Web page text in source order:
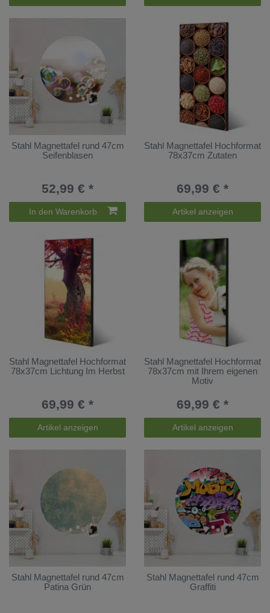
Stahl Magnettafel rund 47cm
Seifenblasen
52,99 € *
In den Warenkorb
Stahl Magnettafel Hochformat
78x37cm Zutaten
69,99 € *
Artikel anzeigen
Stahl Magnettafel Hochformat
78x37cm Lichtung Im Herbst
69,99 € *
Artikel anzeigen
Stahl Magnettafel Hochformat
78x37cm mit Ihrem eigenen
Motiv
69,99 € *
Artikel anzeigen
Stahl Magnettafel rund 47cm
Patina Grün
Stahl Magnettafel rund 47cm
Graffiti